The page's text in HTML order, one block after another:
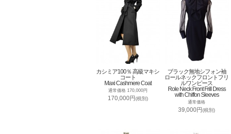
カシミア100％ 高級マキシ
コート
Maxi Cashmere Coat
通常価格 170,000円
170,000円(税別)
ブラック無地シフォン袖
ロールネックフロントフリ
ルワンピース
Role Neck Front Frill Dress
with Chiffon Sleeves
通常価格
39,000円(税別)